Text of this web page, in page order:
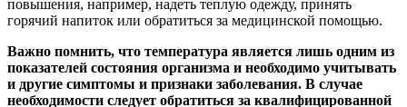
повышения, например, надеть теплую одежду, принять
горячий напиток или обратиться за медицинской помощью.
Важно помнить, что температура является лишь одним из
показателей состояния организма и необходимо учитывать
и другие симптомы и признаки заболевания. В случае
необходимости следует обратиться за квалифицированной